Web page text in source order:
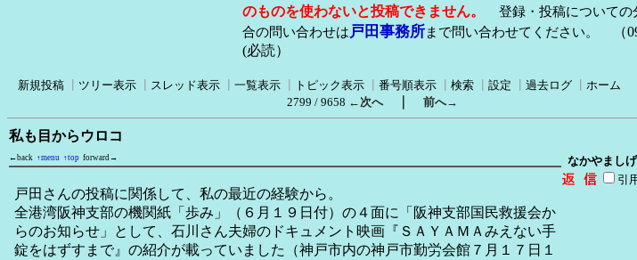
のものを使わないと投稿できません。
登録・投稿について
合の問い合わせは戸田事務所まで問い合わせてください。 （
(必読）
新規投稿 ツリー表示 スレッド表示 一覧表示 トピック表示 番号順表示 検索 設定 過去ログ
ホーム
2799 / 9658 ←次へ｜ 前へ→
私も目からウロコ
←back ↑menu ↑top forward→ なかやまし
戸田さんの投稿に関係して、私の最近の経験から。
全港湾阪神支部の機関紙「歩み」（６月１９日付）の４面に「阪神支部国民救援会か
らのお知らせ」として、石川さん夫婦のドキュメント映画『ＳＡＹＡＭＡみえない手
錠をはずすまで』の紹介が載っていました（神戸市内の神戸市勤労会館７月１７日１
引